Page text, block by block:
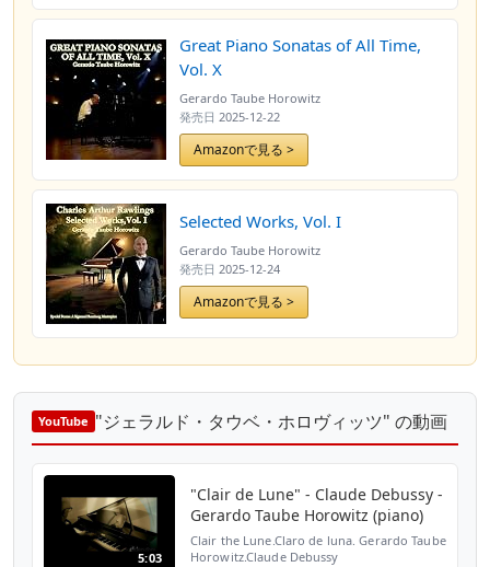
Great Piano Sonatas of All Time,
Vol. X
Gerardo Taube Horowitz
発売日 2025-12-22
Amazonで見る >
Selected Works, Vol. I
Gerardo Taube Horowitz
発売日 2025-12-24
Amazonで見る >
YouTube "ジェラルド・タウベ・ホロヴィッツ" の動画
5:03
"Clair de Lune" - Claude Debussy -
Gerardo Taube Horowitz (piano)
Clair the Lune.Claro de luna. Gerardo Taube
Horowitz.Claude Debussy